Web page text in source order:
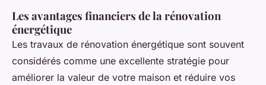
Les avantages financiers de la rénovation
énergétique
Les travaux de rénovation énergétique sont souvent
considérés comme une excellente stratégie pour
améliorer la valeur de votre maison et réduire vos